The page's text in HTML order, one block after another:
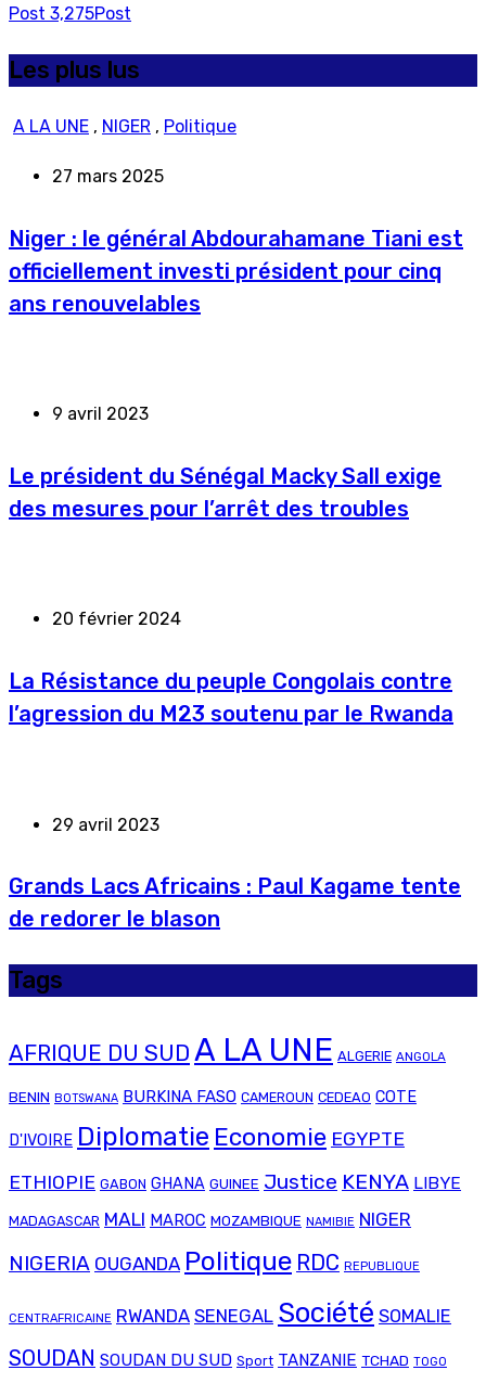
Post 3,275Post
Les plus lus
A LA UNE , NIGER , Politique
27 mars 2025
Niger : le général Abdourahamane Tiani est
officiellement investi président pour cinq
ans renouvelables
9 avril 2023
Le président du Sénégal Macky Sall exige
des mesures pour l’arrêt des troubles
20 février 2024
La Résistance du peuple Congolais contre
l’agression du M23 soutenu par le Rwanda
29 avril 2023
Grands Lacs Africains : Paul Kagame tente
de redorer le blason
Tags
AFRIQUE DU SUD A LA UNE ALGERIE ANGOLA
BENIN BOTSWANA BURKINA FASO CAMEROUN CEDEAO COTE
D'IVOIRE Diplomatie Economie EGYPTE
ETHIOPIE GABON GHANA GUINEE Justice KENYA LIBYE
MADAGASCAR MALI MAROC MOZAMBIQUE NAMIBIE NIGER
NIGERIA OUGANDA Politique RDC REPUBLIQUE
CENTRAFRICAINE RWANDA SENEGAL Société SOMALIE
SOUDAN SOUDAN DU SUD Sport TANZANIE TCHAD TOGO